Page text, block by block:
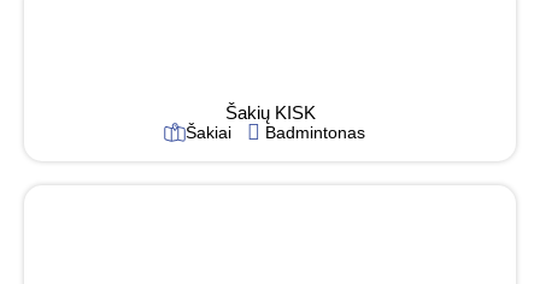
Šakių KISK
Šakiai Badmintonas